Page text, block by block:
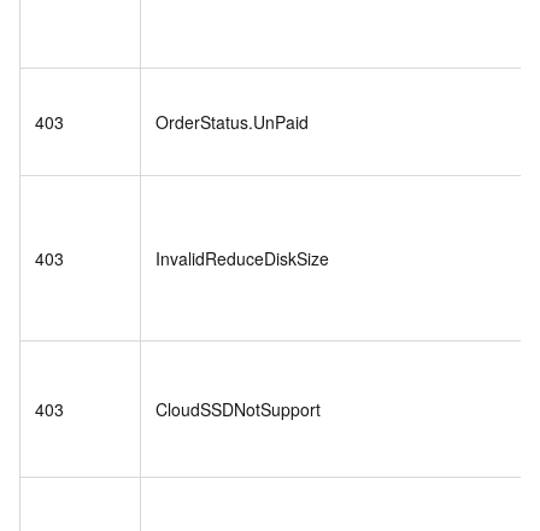
403 OrderStatus.UnPaid
403 InvalidReduceDiskSize
403 CloudSSDNotSupport